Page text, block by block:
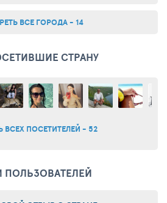
ВСЕ ГОРОДА - 14
СТРАНУ
ВСЕХ ПОСЕТИТЕЛЕЙ - 52